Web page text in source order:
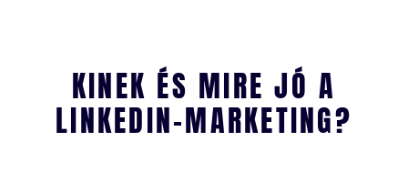
KINEK ÉS MIRE JÓ A
LINKEDIN-MARKETING?